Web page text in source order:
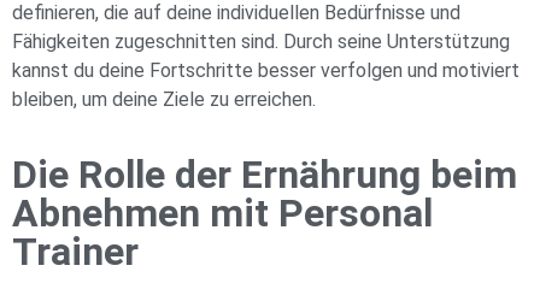
definieren, die auf deine individuellen Bedürfnisse und
Fähigkeiten zugeschnitten sind. Durch seine Unterstützung
kannst du deine Fortschritte besser verfolgen und motiviert
bleiben, um deine Ziele zu erreichen.
Die Rolle der Ernährung beim
Abnehmen mit Personal
Trainer